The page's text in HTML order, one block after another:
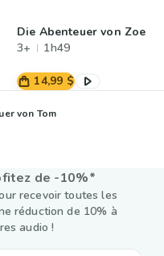
Die Abenteuer von Zoe
3+
1h49
14,99 $
von Tom
de -10%*
recevoir toutes les
réduction de 10% à
audio !